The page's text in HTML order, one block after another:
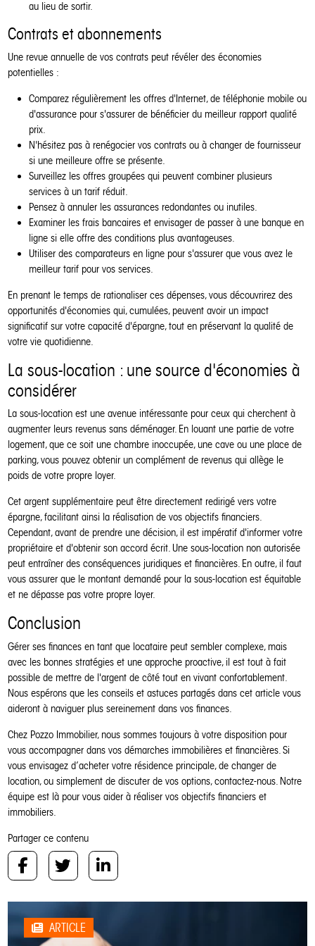
au lieu de sortir.
Contrats et abonnements
Une revue annuelle de vos contrats peut révéler des économies
potentielles :
Comparez régulièrement les offres d'Internet, de téléphonie mobile ou
d'assurance pour s'assurer de bénéficier du meilleur rapport qualité
prix.
N'hésitez pas à renégocier vos contrats ou à changer de fournisseur
si une meilleure offre se présente.
Surveillez les offres groupées qui peuvent combiner plusieurs
services à un tarif réduit.
Pensez à annuler les assurances redondantes ou inutiles.
Examiner les frais bancaires et envisager de passer à une banque en
ligne si elle offre des conditions plus avantageuses.
Utiliser des comparateurs en ligne pour s'assurer que vous avez le
meilleur tarif pour vos services.
En prenant le temps de rationaliser ces dépenses, vous découvrirez des
opportunités d'économies qui, cumulées, peuvent avoir un impact
significatif sur votre capacité d'épargne, tout en préservant la qualité de
votre vie quotidienne.
La sous-location : une source d'économies à
considérer
La sous-location est une avenue intéressante pour ceux qui cherchent à
augmenter leurs revenus sans déménager. En louant une partie de votre
logement, que ce soit une chambre inoccupée, une cave ou une place de
parking, vous pouvez obtenir un complément de revenus qui allège le
poids de votre propre loyer.
Cet argent supplémentaire peut être directement redirigé vers votre
épargne, facilitant ainsi la réalisation de vos objectifs financiers.
Cependant, avant de prendre une décision, il est impératif d'informer votre
propriétaire et d'obtenir son accord écrit. Une sous-location non autorisée
peut entraîner des conséquences juridiques et financières. En outre, il faut
vous assurer que le montant demandé pour la sous-location est équitable
et ne dépasse pas votre propre loyer.
Conclusion
Gérer ses finances en tant que locataire peut sembler complexe, mais
avec les bonnes stratégies et une approche proactive, il est tout à fait
possible de mettre de l'argent de côté tout en vivant confortablement.
Nous espérons que les conseils et astuces partagés dans cet article vous
aideront à naviguer plus sereinement dans vos finances.
Chez Pozzo Immobilier, nous sommes toujours à votre disposition pour
vous accompagner dans vos démarches immobilières et financières. Si
vous envisagez d’acheter votre résidence principale, de changer de
location, ou simplement de discuter de vos options, contactez-nous. Notre
équipe est là pour vous aider à réaliser vos objectifs financiers et
immobiliers.
Partager ce contenu
ARTICLE